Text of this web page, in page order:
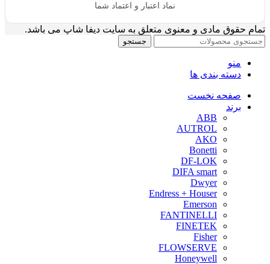
نماد اعتبار و اعتماد شما
تمام حقوق مادی و معنوی متعلق به سایت دیفا شاپ می باشد.
جستجو
منو
دسته بندی ها
صفحه نخست
برند
ABB
AUTROL
AKO
Bonetti
DF-LOK
DIFA smart
Dwyer
Endress + Houser
Emerson
FANTINELLI
FINETEK
Fisher
FLOWSERVE
Honeywell